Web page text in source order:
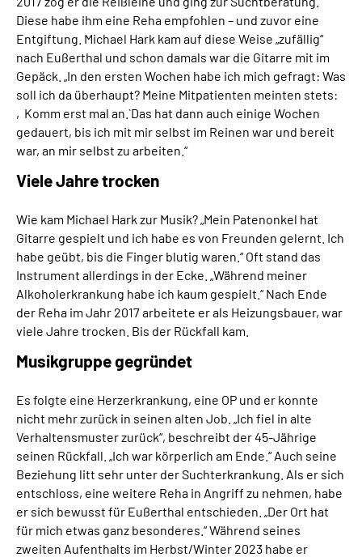
Diese habe ihm eine Reha empfohlen – und zuvor eine
Entgiftung. Michael Hark kam auf diese Weise „zufällig“
nach Eußerthal und schon damals war die Gitarre mit im
Gepäck. „In den ersten Wochen habe ich mich gefragt: Was
soll ich da überhaupt? Meine Mitpatienten meinten stets:
‚Komm erst mal an.` Das hat dann auch einige Wochen
gedauert, bis ich mit mir selbst im Reinen war und bereit
war, an mir selbst zu arbeiten.“
Viele Jahre trocken
Wie kam Michael Hark zur Musik? „Mein Patenonkel hat
Gitarre gespielt und ich habe es von Freunden gelernt. Ich
habe geübt, bis die Finger blutig waren.“ Oft stand das
Instrument allerdings in der Ecke. „Während meiner
Alkoholerkrankung habe ich kaum gespielt.“ Nach Ende
der Reha im Jahr 2017 arbeitete er als Heizungsbauer, war
viele Jahre trocken. Bis der Rückfall kam.
Musikgruppe gegründet
Es folgte eine Herzerkrankung, eine OP und er konnte
nicht mehr zurück in seinen alten Job. „Ich fiel in alte
Verhaltensmuster zurück“, beschreibt der 45-Jährige
seinen Rückfall. „Ich war körperlich am Ende.“ Auch seine
Beziehung litt sehr unter der Suchterkrankung. Als er sich
entschloss, eine weitere Reha in Angriff zu nehmen, habe
er sich bewusst für Eußerthal entschieden. „Der Ort hat
für mich etwas ganz besonderes.“ Während seines
zweiten Aufenthalts im Herbst/Winter 2023 habe er